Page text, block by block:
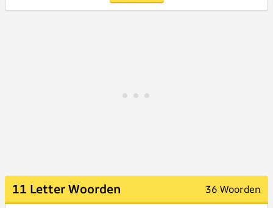
11 Letter Woorden 36 Woorden